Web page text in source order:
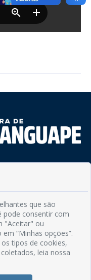
às 13h
que são
pode consentir com
"Aceitar" ou
“Minhas opções”.
tipos de cookies,
leia nossa